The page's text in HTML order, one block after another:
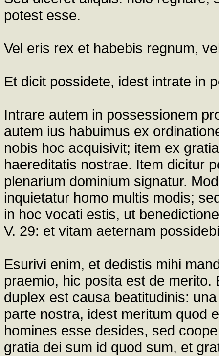
potest esse.
Vel eris rex et habebis regnum,
Et dicit possidete, idest intrate in
Intrare autem in possessionem
autem ius habuimus ex
nobis hoc acquisivit; item ex
haereditatis nostrae. Item dicitur
plenarium dominium signatur.
inquietatur homo multis modis;
in hoc vocati estis, ut
V. 29: et vitam aeternam
Esurivi enim, et dedistis mihi
praemio, hic posita est de
duplex est causa beatitudinis:
parte nostra, idest meritum quod
homines esse desides, sed
gratia dei sum id quod sum, et